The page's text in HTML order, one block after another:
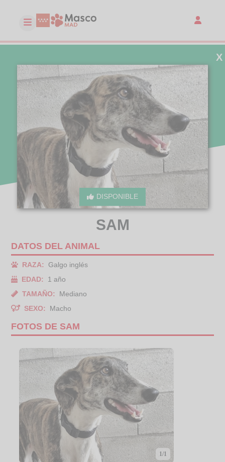
DISPONIBLE
X
SAM
DATOS DEL ANIMAL
RAZA:
Galgo inglés
EDAD:
1 año
TAMAÑO:
Mediano
SEXO:
Macho
FOTOS DE SAM
1/1